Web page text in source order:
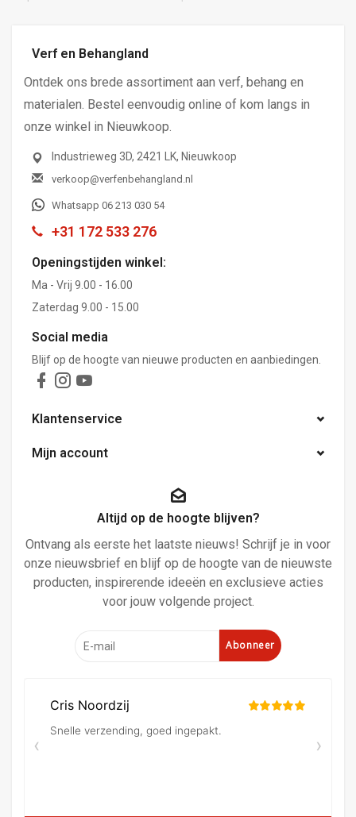
Verf en Behangland
Ontdek ons brede assortiment aan verf, behang en
materialen. Bestel eenvoudig online of kom langs in
onze winkel in Nieuwkoop.
Industrieweg 3D, 2421 LK, Nieuwkoop
verkoop@verfenbehangland.nl
Whatsapp 06 213 030 54
+31 172 533 276
Openingstijden winkel:
Ma - Vrij 9.00 - 16.00
Zaterdag 9.00 - 15.00
Social media
Blijf op de hoogte van nieuwe producten en aanbiedingen.
Klantenservice
Mijn account
Altijd op de hoogte blijven?
Ontvang als eerste het laatste nieuws! Schrijf je in voor
onze nieuwsbrief en blijf op de hoogte van de nieuwste
producten, inspirerende ideeën en exclusieve acties
voor jouw volgende project.
Abonneer